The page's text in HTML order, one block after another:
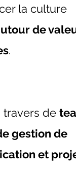
la culture
de
.
travers de
gestion de
et